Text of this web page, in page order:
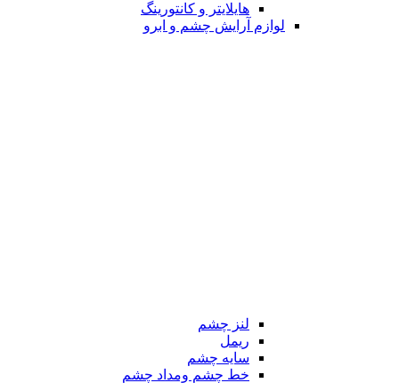
هایلایتر و کانتورینگ
لوازم آرایش چشم و ابرو
لنز چشم
ریمل
سایه چشم
خط چشم ومداد چشم